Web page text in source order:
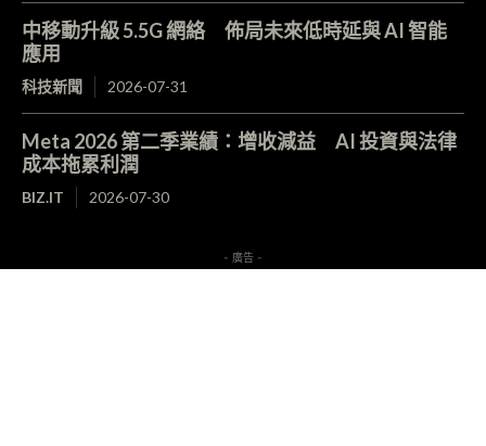
中移動升級 5.5G 網絡 佈局未來低時延與 AI 智能
應用
科技新聞 2026-07-31
Meta 2026 第二季業績：增收減益 AI 投資與法律
成本拖累利潤
BIZ.IT 2026-07-30
- 廣告 -